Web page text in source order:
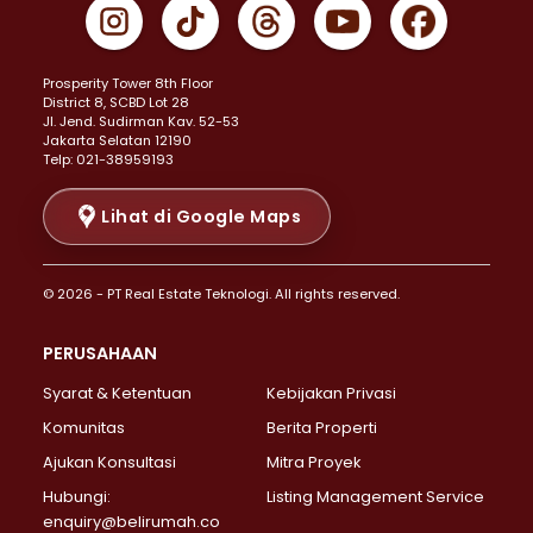
Properti Dijual di Johar Baru >
Properti Dijual di Menteng >
Properti Dijual di Senen >
Properti Dijual di Tanah Abang >
Properti Dijual di Cikini >
Properti Dijual di Kramat >
Properti Dijual di Pasar Baru >
Properti Dijual di Bendungan Hilir >
Properti Dijual di Jakarta Selatan >
Properti Dijual di Lebak Bulus >
Properti Dijual di Gandaria Selatan >
Properti Dijual di Pondok Labu >
Properti Dijual di Lenteng Agung >
Prosperity Tower 8th Floor
District 8, SCBD Lot 28
JI. Jend. Sudirman Kav. 52-53
Jakarta Selatan 12190
Telp: 021-38959193
Lihat di Google Maps
© 2026 - PT Real Estate Teknologi. All rights reserved.
PERUSAHAAN
Syarat & Ketentuan
Kebijakan Privasi
Komunitas
Berita Properti
Ajukan Konsultasi
Mitra Proyek
Hubungi:
enquiry@belirumah.co
Listing Management Service